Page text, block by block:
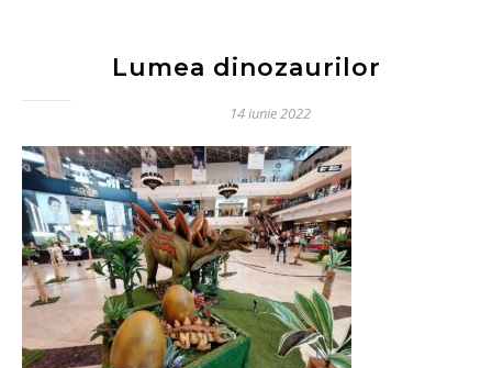
Lumea dinozaurilor
14 iunie 2022